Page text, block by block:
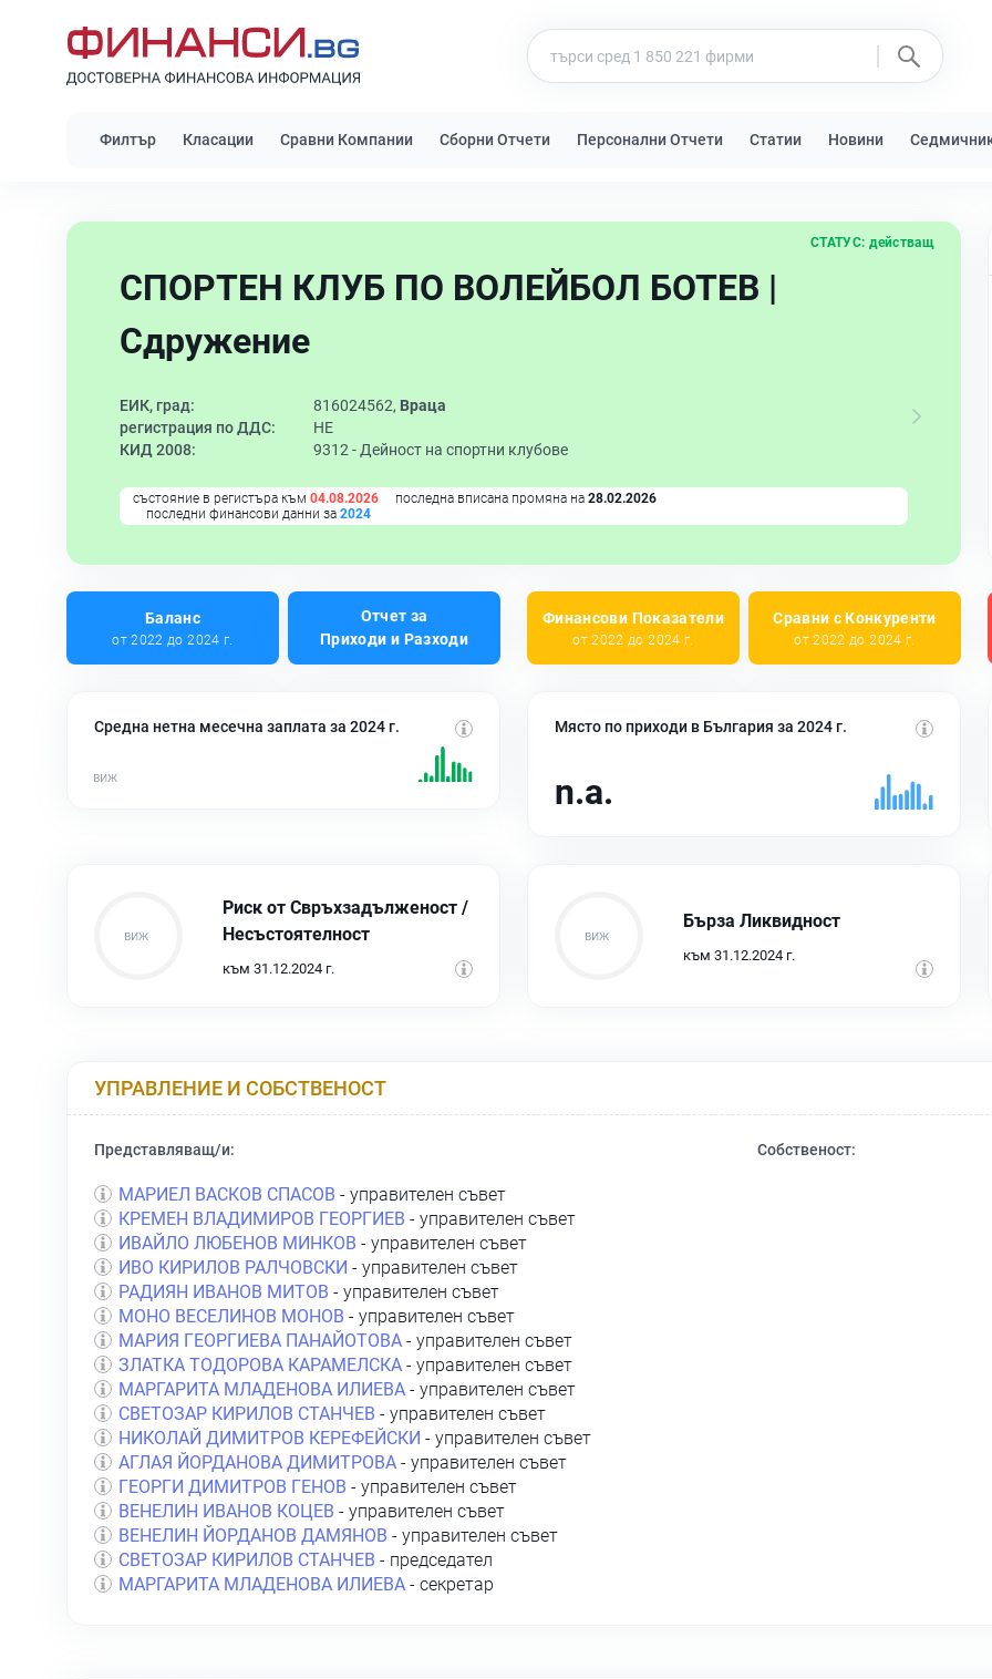
Филтър Класации Сравни Компании Сборни Отчети Персонални Отчети Статии Новини
СПОРТЕН КЛУБ ПО ВОЛЕЙБОЛ БОТЕВ |
Сдружение
СТАТУС: действащ
ЕИК, град: 816024562, Враца
регистрация по ДДС:
НЕ
КИД 2008:
9312 - Дейност на спортни клубове
състояние в регистъра към 04.08.2026 последна вписана промяна на 28.02.2026
последни финансови данни за 2024
Баланс
от 2022 до 2024 г.
Отчет за
Приходи и Разходи
Финансови Показатели
от 2022 до 2024 г.
Сравни с Конкуренти
от 2022 до 2024 г.
Средна нетна месечна заплата за 2024 г. Място по приходи в България за 2024 г.
n.a.
Риск от Свръхзадълженост /
Несъстоятелност
към 31.12.2024 г.
Бърза Ликвидност
към 31.12.2024 г.
УПРАВЛЕНИЕ И СОБСТВЕНОСТ
Представляващ/и:
МАРИЕЛ ВАСКОВ СПАСОВ - управителен съвет
КРЕМЕН ВЛАДИМИРОВ ГЕОРГИЕВ - управителен съвет
ИВАЙЛО ЛЮБЕНОВ МИНКОВ - управителен съвет
ИВО КИРИЛОВ РАЛЧОВСКИ - управителен съвет
РАДИЯН ИВАНОВ МИТОВ - управителен съвет
МОНО ВЕСЕЛИНОВ МОНОВ - управителен съвет
МАРИЯ ГЕОРГИЕВА ПАНАЙОТОВА - управителен съвет
ЗЛАТКА ТОДОРОВА КАРАМЕЛСКА - управителен съвет
МАРГАРИТА МЛАДЕНОВА ИЛИЕВА - управителен съвет
СВЕТОЗАР КИРИЛОВ СТАНЧЕВ - управителен съвет
НИКОЛАЙ ДИМИТРОВ КЕРЕФЕЙСКИ - управителен съвет
АГЛАЯ ЙОРДАНОВА ДИМИТРОВА - управителен съвет
ГЕОРГИ ДИМИТРОВ ГЕНОВ - управителен съвет
ВЕНЕЛИН ИВАНОВ КОЦЕВ - управителен съвет
ВЕНЕЛИН ЙОРДАНОВ ДАМЯНОВ - управителен съвет
СВЕТОЗАР КИРИЛОВ СТАНЧЕВ - председател
МАРГАРИТА МЛАДЕНОВА ИЛИЕВА - секретар
Собственост: